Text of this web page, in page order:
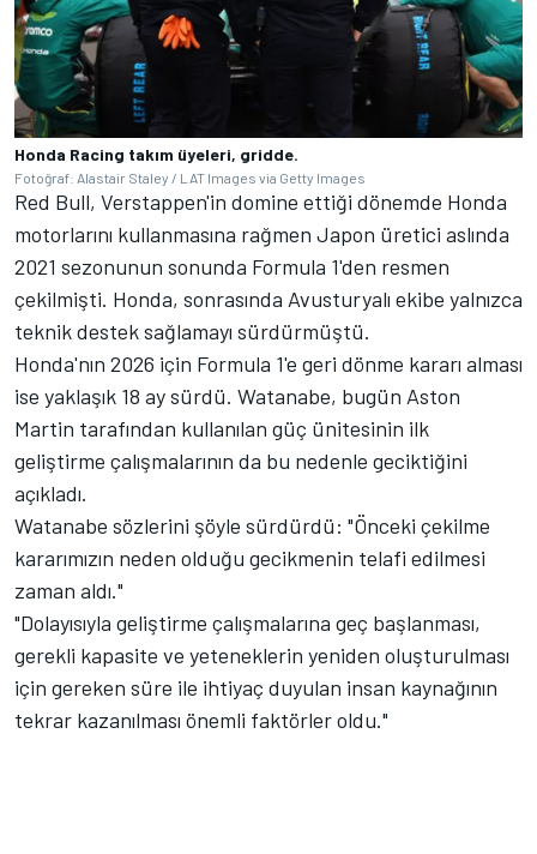
Honda Racing takım üyeleri, gridde.
Fotoğraf: Alastair Staley / LAT Images via Getty Images
Red Bull, Verstappen'in domine ettiği dönemde Honda
motorlarını kullanmasına rağmen Japon üretici aslında
2021 sezonunun sonunda Formula 1'den resmen
çekilmişti. Honda, sonrasında Avusturyalı ekibe yalnızca
teknik destek sağlamayı sürdürmüştü.
Honda'nın 2026 için Formula 1'e geri dönme kararı alması
ise yaklaşık 18 ay sürdü. Watanabe, bugün Aston
Martin tarafından kullanılan güç ünitesinin ilk
geliştirme çalışmalarının da bu nedenle geciktiğini
açıkladı.
Watanabe sözlerini şöyle sürdürdü: "Önceki çekilme
kararımızın neden olduğu gecikmenin telafi edilmesi
zaman aldı."
"Dolayısıyla geliştirme çalışmalarına geç başlanması,
gerekli kapasite ve yeteneklerin yeniden oluşturulması
için gereken süre ile ihtiyaç duyulan insan kaynağının
tekrar kazanılması önemli faktörler oldu."